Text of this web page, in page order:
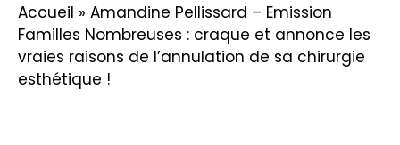
Accueil » Amandine Pellissard – Emission
Familles Nombreuses : craque et annonce les
vraies raisons de l’annulation de sa chirurgie
esthétique !